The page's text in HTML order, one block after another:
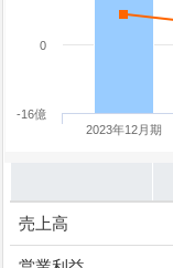
2023年12月期
-16億
0
売上高